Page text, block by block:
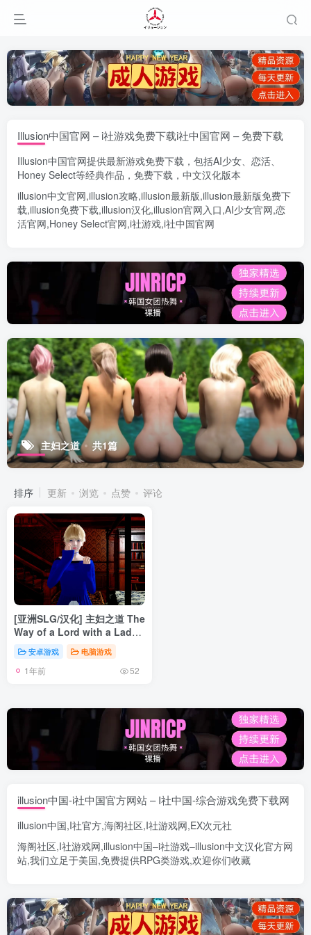
Illusion中国官网 – i社游戏免费下载i社中国官网 – 免费下载
Illusion中国官网提供最新游戏免费下载，包括AI少女、 恋活、
Honey Select等经典作品，免费下载，中文汉化版本
illusion中文官网,illusion攻略,illusion最新版,illusion最新版免费下
载,illusion免费下载,illusion汉化,illusion官网入口,AI少女官网,恋
活官网,Honey Select官网,i社游戏,i社中国官网
主妇之道 共1篇
排序 更新 浏览 点赞 评论
[亚洲SLG/汉化] 主妇之道 The
Way of a Lord with a Lady
[v1.0] PC+安卓汉化版 [6G]
安卓游戏 电脑游戏
1年前 52
illusion中国-i社中国官方网站 – I社中国-综合游戏免费下载网
illusion中国,I社官方,海阁社区,I社游戏网,EX次元社
海阁社区,I社游戏网,illusion中国–i社游戏–illusion中文汉化官方网
站,我们立足于美国,免费提供RPG类游戏,欢迎你们收藏